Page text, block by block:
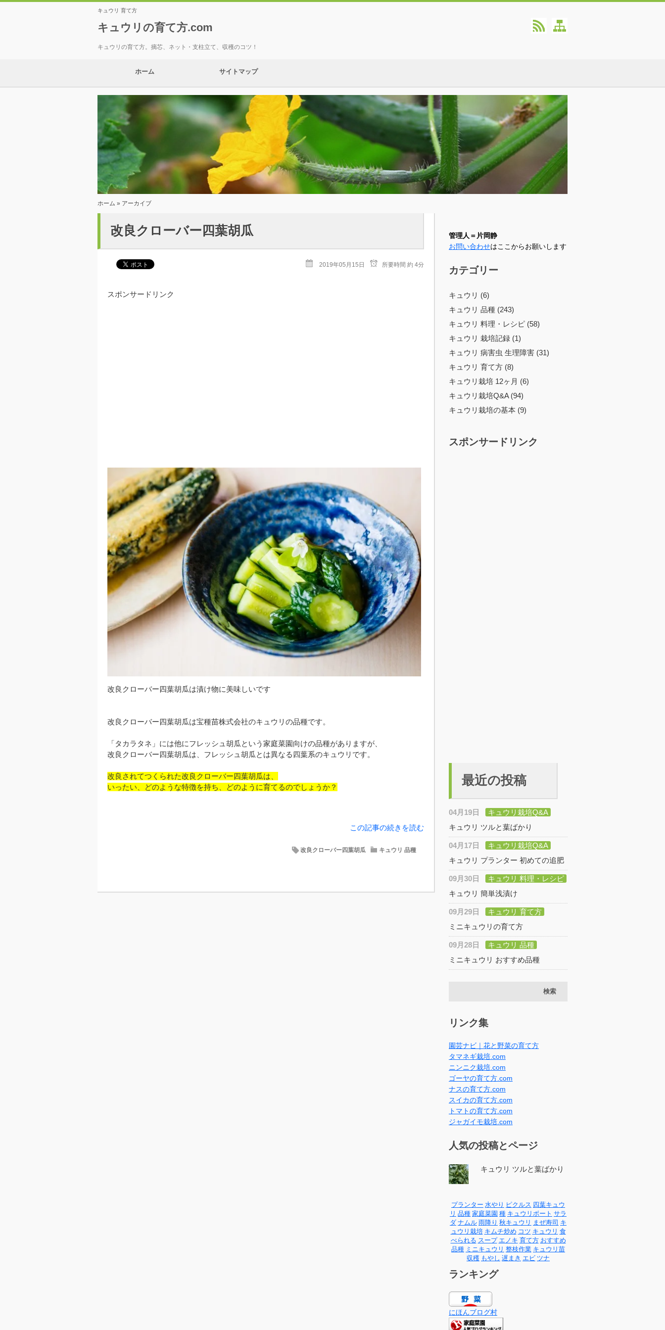
キュウリ 育て方
キュウリの育て方.com
キュウリの育て方。摘芯、ネット・支柱立て、収穫のコツ！
ホーム サイトマップ
ホーム » アーカイブ
改良クローバー四葉胡瓜
所要時間 約 4分
2019年05月15日
スポンサードリンク
改良クローバー四葉胡瓜は漬け物に美味しいです
改良クローバー四葉胡瓜は宝種苗株式会社のキュウリの品種です。
「タカラタネ」には他にフレッシュ胡瓜という家庭菜園向けの品種がありますが、
改良クローバー四葉胡瓜は、フレッシュ胡瓜とは異なる四葉系のキュウリです。
改良されてつくられた改良クローバー四葉胡瓜は、
いったい、どのような特徴を持ち、どのように育てるのでしょうか？
この記事の続きを読む
改良クローバー四葉胡瓜 キュウリ 品種
管理人＝片岡静
お問い合わせはここからお願いします
カテゴリー
キュウリ (6)
キュウリ 品種 (243)
キュウリ 料理・レシピ (58)
キュウリ 栽培記録 (1)
キュウリ 病害虫 生理障害 (31)
キュウリ 育て方 (8)
キュウリ栽培 12ヶ月 (6)
キュウリ栽培Q&A (94)
キュウリ栽培の基本 (9)
スポンサードリンク
最近の投稿
04月19日
キュウリ栽培Q&A
キュウリ ツルと葉ばかり
04月17日
キュウリ栽培Q&A
キュウリ プランター 初めての追肥
09月30日
キュウリ 料理・レシピ
キュウリ 簡単浅漬け
09月29日
キュウリ 育て方
ミニキュウリの育て方
09月28日
キュウリ 品種
ミニキュウリ おすすめ品種
リンク集
園芸ナビ｜花と野菜の育て方
タマネギ栽培.com
ニンニク栽培.com
ゴーヤの育て方.com
ナスの育て方.com
スイカの育て方.com
トマトの育て方.com
ジャガイモ栽培.com
人気の投稿とページ
キュウリ ツルと葉ばかり
プランター 水やり ピクルス 四葉キュウ
リ 品種 家庭菜園 種 キュウリボート サラ
ダ ナムル 雨降り 秋キュウリ まぜ寿司 キ
ュウリ栽培 キムチ炒め コツ キュウリ 食
べられる スープ エノキ 育て方 おすすめ
品種 ミニキュウリ 整枝作業 キュウリ苗
収穫 もやし 遅まき エビ ツナ
ランキング
にほんブログ村